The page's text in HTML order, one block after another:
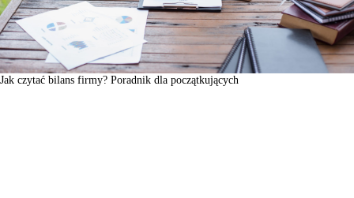
Jak czytać bilans firmy? Poradnik dla początkujących